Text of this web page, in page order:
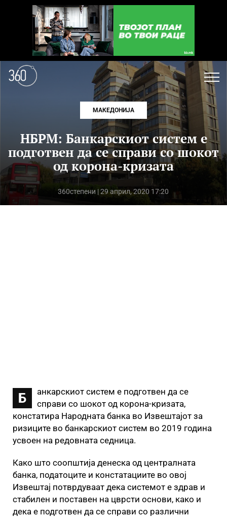
МАКЕДОНИЈА
НБРМ: Банкарскиот систем е
подготвен да се справи со шокот
од корона-кризата
360степени | 29 април, 2020 17:20
Б
анкарскиот систем е подготвен да се
справи со шокот од корона-кризата,
констатира Народната банка во Извештајот за
ризиците во банкарскиот систем во 2019 година
усвоен на редовната седница.
Како што соопштија денеска од централната
банка, податоците и констатациите во овој
Извештај потврдуваат дека системот е здрав и
стабилен и поставен на цврсти основи, како и
дека е подготвен да се справи со различни